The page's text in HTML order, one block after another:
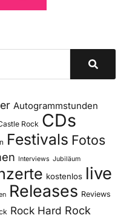
Autogrammstunden
Rock CDs
Festivals Fotos
Interviews Jubiläum
kostenlos live
Releases Reviews
Rock Hard Rock